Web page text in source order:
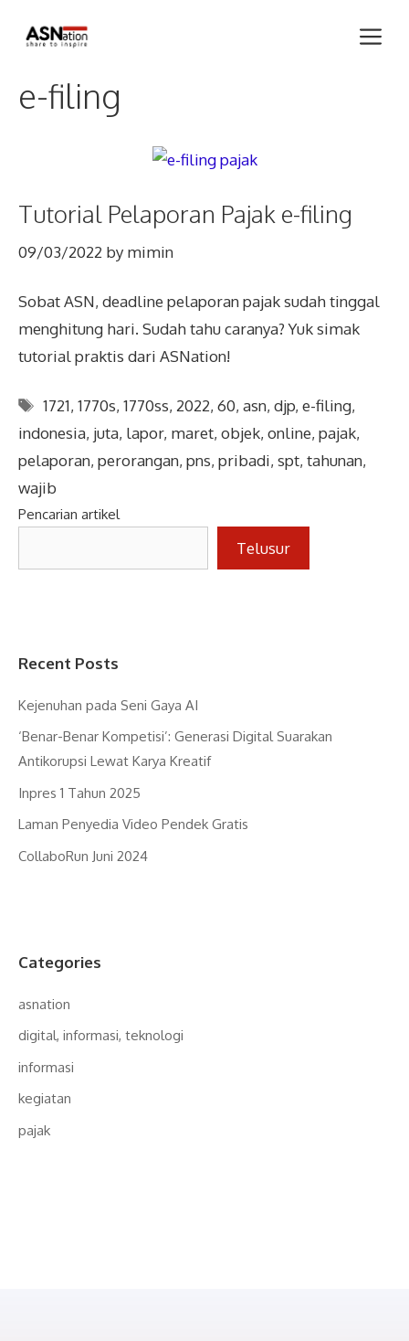
e-filing
Tutorial Pelaporan Pajak e-filing
09/03/2022 by mimin
Sobat ASN, deadline pelaporan pajak sudah tinggal
menghitung hari. Sudah tahu caranya? Yuk simak
tutorial praktis dari ASNation!
Tags
1721,1770s,1770ss, 2022,60,asn,djp,e-filing,
indonesia, juta, lapor, maret, objek, online, pajak,
pelaporan, perorangan, pns, pribadi, spt, tahunan,
wajib
Pencarian artikel
Telusur
Recent Posts
Kejenuhan pada Seni Gaya AI
‘Benar-Benar Kompetisi’: Generasi Digital Suarakan
Antikorupsi Lewat Karya Kreatif
Inpres 1 Tahun 2025
Laman Penyedia Video Pendek Gratis
CollaboRun Juni 2024
Categories
asnation
digital, informasi, teknologi
informasi
kegiatan
pajak